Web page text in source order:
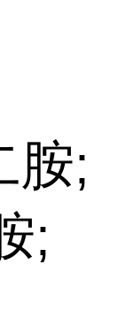
胺;
;